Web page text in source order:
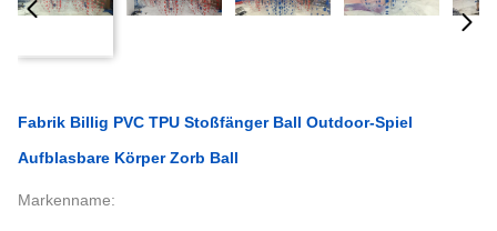
Fabrik Billig PVC TPU Stoßfänger Ball Outdoor-Spiel
Aufblasbare Körper Zorb Ball
Markenname: